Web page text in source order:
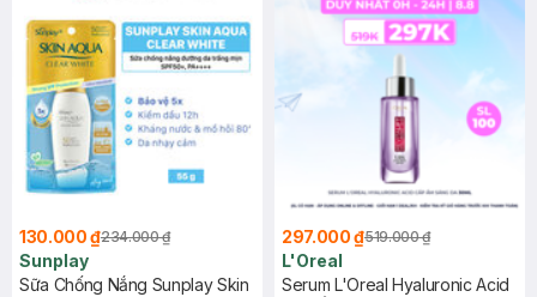
130.000 ₫234.000 ₫
Sunplay
Sữa Chống Nắng Sunplay Skin
297.000 ₫519.000 ₫
L'Oreal
Serum L'Oreal Hyaluronic Acid